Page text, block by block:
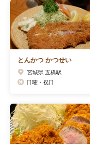
とんかつ かつせい
宮城県 五橋駅
日曜・祝日